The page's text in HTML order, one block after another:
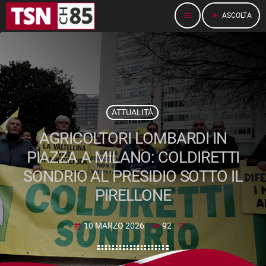
menu play_arrow ASCOLTA
ATTUALITÀ
AGRICOLTORI LOMBARDI IN
PIAZZA A MILANO: COLDIRETTI
SONDRIO AL PRESIDIO SOTTO IL
PIRELLONE
today 10 MARZO 2026 92